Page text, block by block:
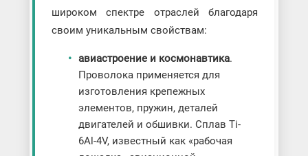
широком спектре отраслей благодаря
своим уникальным свойствам:
авиастроение и космонавтика.
Проволока применяется для
изготовления крепежных
элементов, пружин, деталей
двигателей и обшивки. Сплав Ti-
6Al-4V, известный как «рабочая